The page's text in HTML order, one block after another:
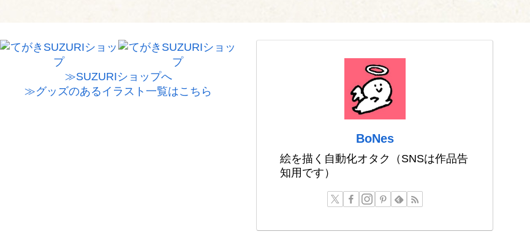
≫SUZURIショップへ
≫グッズのあるイラスト一覧はこちら
BoNes
絵を描く自動化オタク（SNSは作品告
知用です）